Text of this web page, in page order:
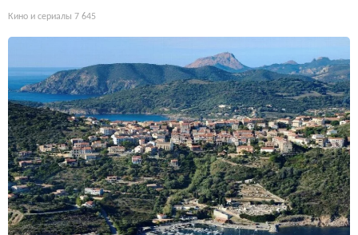
Кино и сериалы 7 645